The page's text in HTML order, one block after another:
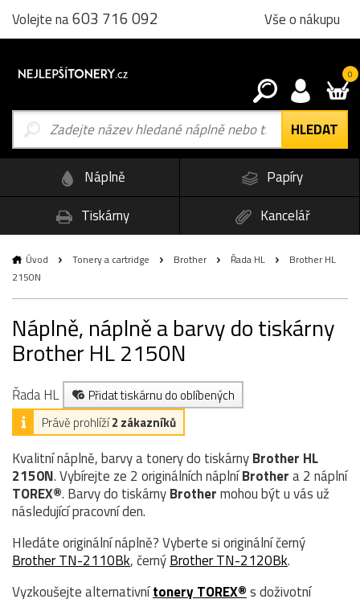
Volejte na603 716 092 Vše o nákupu
0
Náplně
Papíry
Tiskárny
Kancelář
Úvod Tonery a cartridge Brother Řada HL
Brother HL
2150N
Náplně, náplně a barvy do tiskárny
Brother HL 2150N
Řada HL
Přidat tiskárnu do oblíbených
Právě prohlíží2 zákazníků
Kvalitní náplně, barvy a tonery do tiskárnyBrother HL
2150N. Vybírejte ze 2 originálních náplníBrothera 2 náplní
TOREX®. Barvy do tiskárnyBrothermohou být u vás už
následující pracovní den.
Hledáte originální náplně? Vyberte si originální černý
Brother TN-2110Bk, černýBrother TN-2120Bk.
Vyzkoušejte alternativnítonery TOREX®s doživotní